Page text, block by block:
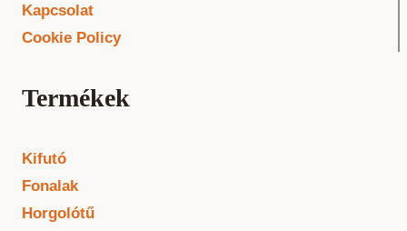
Kapcsolat
Cookie Policy
Termékek
Kifutó
Fonalak
Horgolótű